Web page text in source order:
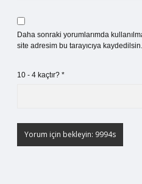
Daha sonraki yorumlarımda
site adresim bu tarayıcıya kaydedilsin.
10 - 4 kaçtır? *